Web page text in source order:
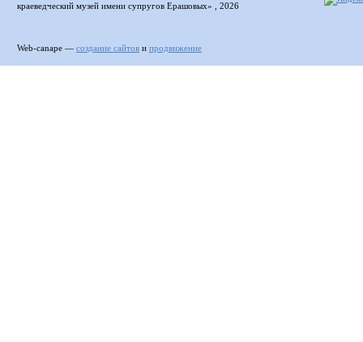
краеведческий музей имени супругов Ерашовых» , 2026
Web-canape — создание сайтов и продвижение